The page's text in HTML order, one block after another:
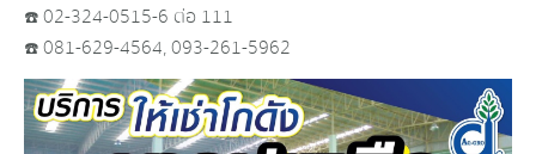
☎️ 02-324-0515-6 ต่อ 111
☎️ 081-629-4564, 093-261-5962